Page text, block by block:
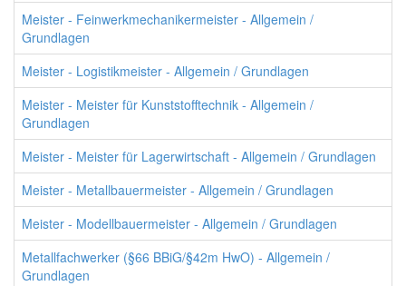
Meister - Feinwerkmechanikermeister - Allgemein /
Grundlagen
Meister - Logistikmeister - Allgemein / Grundlagen
Meister - Meister für Kunststofftechnik - Allgemein /
Grundlagen
Meister - Meister für Lagerwirtschaft - Allgemein / Grundlagen
Meister - Metallbauermeister - Allgemein / Grundlagen
Meister - Modellbauermeister - Allgemein / Grundlagen
Metallfachwerker (§66 BBiG/§42m HwO) - Allgemein /
Grundlagen